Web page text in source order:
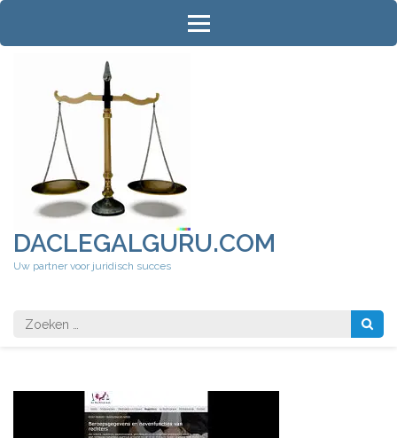
Ga
inhoud
DACLEGALGURU.COM
Uw partner voor juridisch succes
Zoeken
naar: